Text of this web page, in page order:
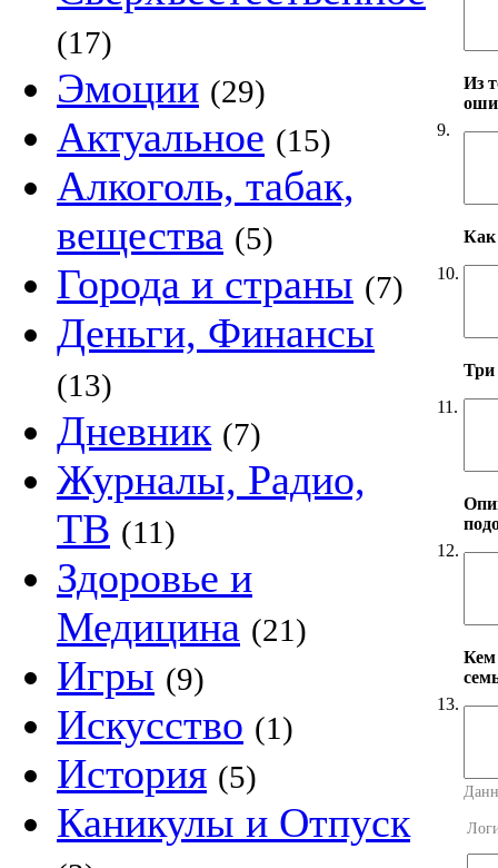
(17)
Эмоции (29)
Актуальное (15)
Алкоголь, табак,
вещества (5)
Города и страны (7)
Деньги, Финансы
(13)
Дневник (7)
Журналы, Радио,
ТВ (11)
Здоровье и
Медицина (21)
Игры (9)
Искусство (1)
История (5)
Каникулы и Отпуск
9.
Из
10.
Как
11.
Три
12.
13.
Кем